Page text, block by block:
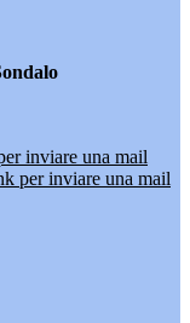
inviare una mail
per inviare una mail